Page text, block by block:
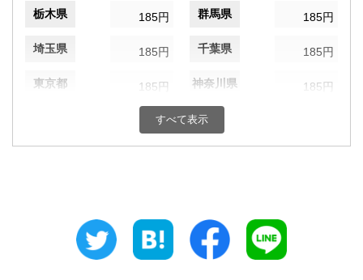
栃木県 185円 群馬県 185円
埼玉県 185円 千葉県 185円
東京都 185円 神奈川県 185円
185円 富山県
静岡県
185円 三重県
すべて表示